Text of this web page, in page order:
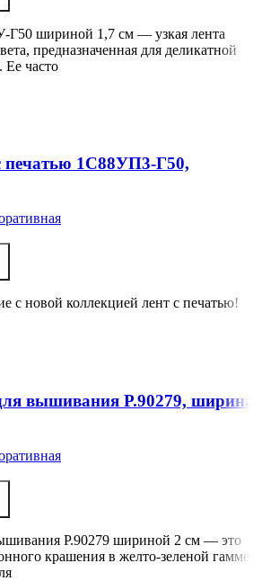
Г50 шириной 1,7 см — узкая лента
предназначенная для деликатной
Ее часто
печатью 1С88УП3-Г50,
с новой коллекцией лент с печатью!
вышивания Р.90279, ширина
Р.90279 шириной 2 см — это
крашения в желто-зеленой гамме.